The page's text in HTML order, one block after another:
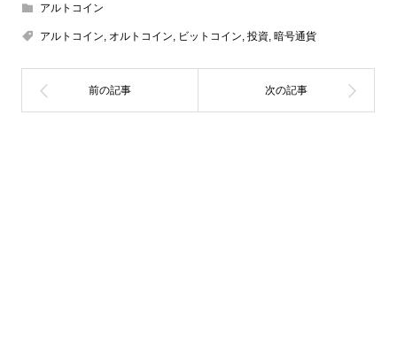
アルトコイン
アルトコイン, オルトコイン, ビットコイン, 投資, 暗号通貨